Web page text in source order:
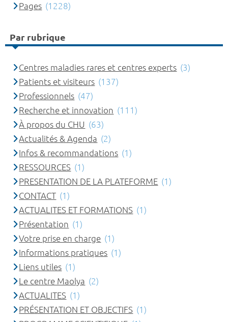
Pages (1228)
Par rubrique
Centres maladies rares et centres experts (3)
Patients et visiteurs (137)
Professionnels (47)
Recherche et innovation (111)
À propos du CHU (63)
Actualités & Agenda (2)
Infos & recommandations (1)
RESSOURCES (1)
PRESENTATION DE LA PLATEFORME (1)
CONTACT (1)
ACTUALITES ET FORMATIONS (1)
Présentation (1)
Votre prise en charge (1)
Informations pratiques (1)
Liens utiles (1)
Le centre Maolya (2)
ACTUALITES (1)
PRÉSENTATION ET OBJECTIFS (1)